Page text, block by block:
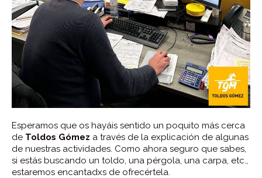
Esperamos que os hayáis sentido un poquito más cerca
de Toldos Gómez a través de la explicación de algunas
de nuestras actividades. Como ahora seguro que sabes,
si estás buscando un toldo, una pérgola, una carpa, etc.,
estaremos encantadxs de ofrecértela.